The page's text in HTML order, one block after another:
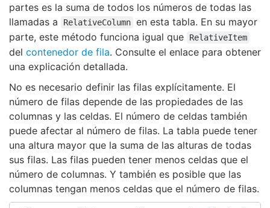
partes es la suma de todos los números de todas las
llamadas a
RelativeColumn en esta tabla. En su mayor
parte, este método funciona igual que
RelativeItem
del contenedor de fila. Consulte el enlace para obtener
una explicación detallada.
No es necesario definir las filas explícitamente. El
número de filas depende de las propiedades de las
columnas y las celdas. El número de celdas también
puede afectar al número de filas. La tabla puede tener
una altura mayor que la suma de las alturas de todas
sus filas. Las filas pueden tener menos celdas que el
número de columnas. Y también es posible que las
columnas tengan menos celdas que el número de filas.